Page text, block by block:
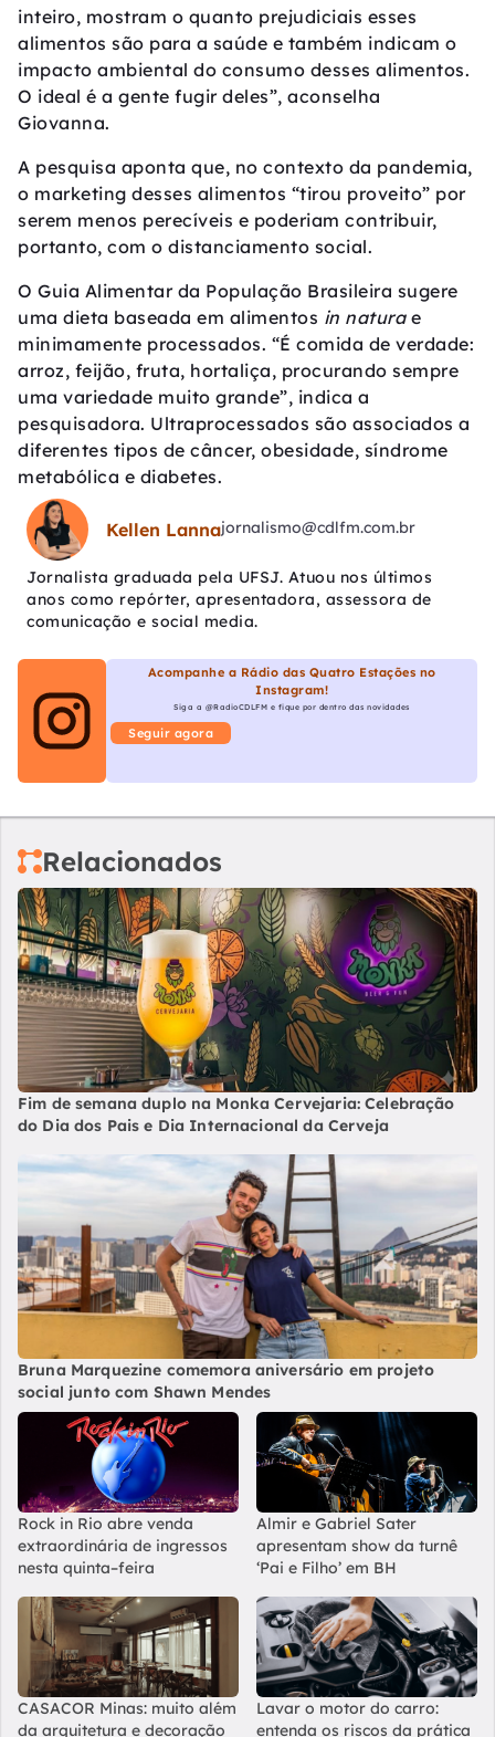
inteiro, mostram o quanto prejudiciais esses
alimentos são para a saúde e também indicam o
impacto ambiental do consumo desses alimentos.
O ideal é a gente fugir deles”, aconselha
Giovanna.
A pesquisa aponta que, no contexto da pandemia,
o marketing desses alimentos “tirou proveito” por
serem menos perecíveis e poderiam contribuir,
portanto, com o distanciamento social.
O Guia Alimentar da População Brasileira sugere
uma dieta baseada em alimentos in naturae
minimamente processados. “É comida de verdade:
arroz, feijão, fruta, hortaliça, procurando sempre
uma variedade muito grande”, indica a
pesquisadora. Ultraprocessados são associados a
diferentes tipos de câncer, obesidade, síndrome
metabólica e diabetes.
Kellen Lannajornalismo@cdlfm.com.br
Jornalista graduada pela UFSJ. Atuou nos últimos
anos como repórter, apresentadora, assessora de
comunicação e social media.
Acompanhe a Rádio das Quatro Estações no
Instagram!
Siga a @RadioCDLFM e fique por dentro das novidades
Seguir agora
Relacionados
Fim de semana duplo na Monka Cervejaria: Celebração
do Dia dos Pais e Dia Internacional da Cerveja
Bruna Marquezine comemora aniversário em projeto
social junto com Shawn Mendes
Rock in Rio abre venda
extraordinária de ingressos
nesta quinta–feira
Almir e Gabriel Sater
apresentam show da turnê
‘Pai e Filho’ em BH
CASACOR Minas: muito além
da arquitetura e decoração
Lavar o motor do carro:
entenda os riscos da prática